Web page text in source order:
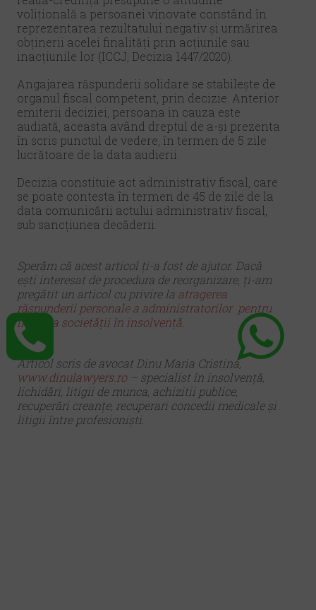
volițională a persoanei vinovate constând în
reprezentarea rezultatului negativ şi urmărirea
obținerii acelei finalități prin acțiunile sau
inacțiunile lor (ICCJ, Decizia 1447/2020).
Angajarea răspunderii solidare se stabilește de
organul fiscal competent, prin decizie. Anterior
emiterii deciziei, persoana in cauza este
audiată, aceasta având dreptul de a-și prezenta
în scris punctul de vedere, în termen de 5 zile
lucrătoare de la data audierii.
Decizia constituie act administrativ fiscal, care
se poate contesta în termen de 45 de zile de la
data comunicării actului administrativ fiscal,
sub sancțiunea decăderii.
Sperăm că acest articol ți-a fost de ajutor. Dacă
ești interesat de procedura de reorganizare, ți-am
pregătit un articol cu privire la atragerea
răspunderii personale a administratorilor pentru
intrarea societății în insolvență.
Articol scris de avocat Dinu Maria Cristina,
www.dinulawyers.ro– specialist în insolvență,
lichidări, litigii de munca, achizitii publice,
recuperări creanțe, recuperari concedii medicale și
litigii între profesioniști.